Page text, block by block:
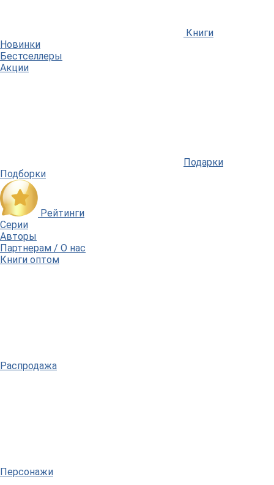
Книги
Новинки
Бестселлеры
Акции
Подарки
Подборки
Рейтинги
Серии
Авторы
Партнерам / О нас
Книги оптом
Распродажа
Персонажи